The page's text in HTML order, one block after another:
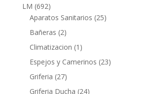
LM 692692
productos
Aparatos Sanitarios 2525
Bañeras 22
productos
Climatizacion 1 1
producto
Espejos y Camerinos 2323
Griferia 2727
productos
Griferia Ducha 2424